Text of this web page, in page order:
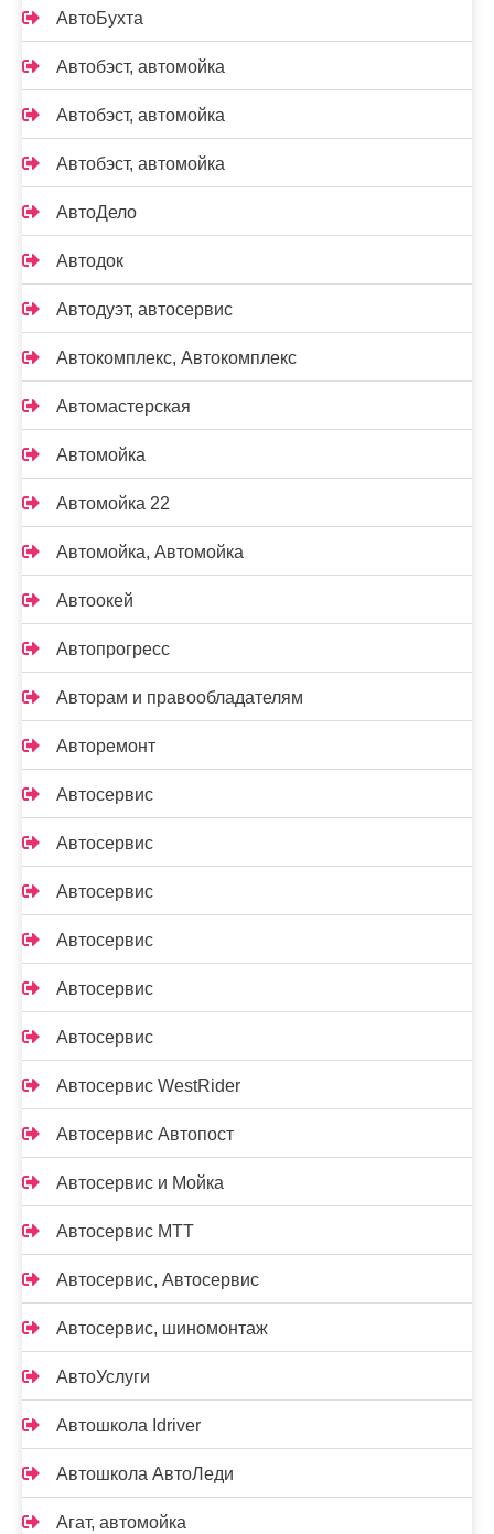
АвтоБухта
Автобэст, автомойка
Автобэст, автомойка
Автобэст, автомойка
АвтоДело
Автодок
Автодуэт, автосервис
Автокомплекс, Автокомплекс
Автомастерская
Автомойка
Автомойка 22
Автомойка, Автомойка
Автоокей
Автопрогресс
Авторам и правообладателям
Авторемонт
Автосервис
Автосервис
Автосервис
Автосервис
Автосервис
Автосервис
Автосервис WestRider
Автосервис Автопост
Автосервис и Мойка
Автосервис МТТ
Автосервис, Автосервис
Автосервис, шиномонтаж
АвтоУслуги
Автошкола Idriver
Автошкола АвтоЛеди
Агат, автомойка